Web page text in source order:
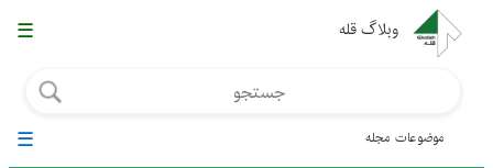
وبلاگ قله ☰
موضوعات مجله ☰